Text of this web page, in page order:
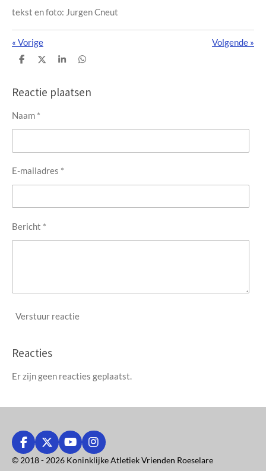
tekst en foto: Jurgen Cneut
« Vorige Volgende »
D
e
n
D
l
S
r
e
D
e
n
Reactie plaatsen
Naam *
E-mailadres *
Bericht *
Verstuur reactie
Reacties
Er zijn geen reacties geplaatst.
F
a
X
Y
o
I
n
© 2018 - 2026 Koninklijke Atletiek Vrienden Roeselare